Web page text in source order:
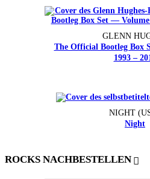
GLENN
The Official Bootleg Box
1993 –
NIGHT
Night
ROCKS NACHBESTELLEN